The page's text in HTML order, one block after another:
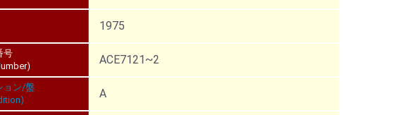
1975
号
ACE7121~2
ョン/盤
A